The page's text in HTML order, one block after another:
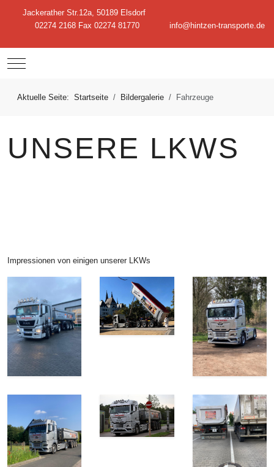
Jackerather Str.12a, 50189 Elsdorf
02274 2168 Fax 02274 81770
info@hintzen-transporte.de
Mobile Menu Toggle
Aktuelle Seite: Startseite Bildergalerie Fahrzeuge
UNSERE LKWS
Impressionen von einigen unserer LKWs